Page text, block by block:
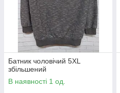
Батник чоловічий 5XL
збільшений
В наявності 1 од.